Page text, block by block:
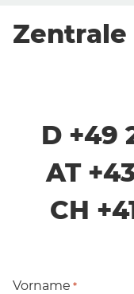
D +49
AT
CH
Vorname *